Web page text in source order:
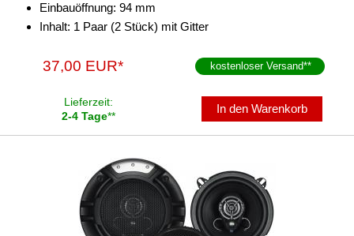
Einbauöffnung: 94 mm
Inhalt: 1 Paar (2 Stück) mit Gitter
37,00 EUR* kostenloser Versand**
Lieferzeit:
2-4 Tage**
In den Warenkorb